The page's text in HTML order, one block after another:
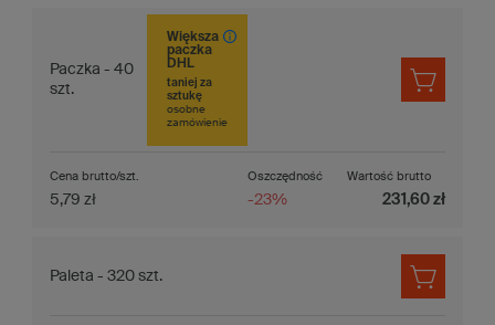
Paczka - 40
szt.
Większa
paczka
DHL
taniej za
sztukę
osobne
zamówienie
Oszczędność
-23%
Cena brutto/szt.
5,79 zł
Wartość brutto
231,60 zł
Paleta - 320 szt.